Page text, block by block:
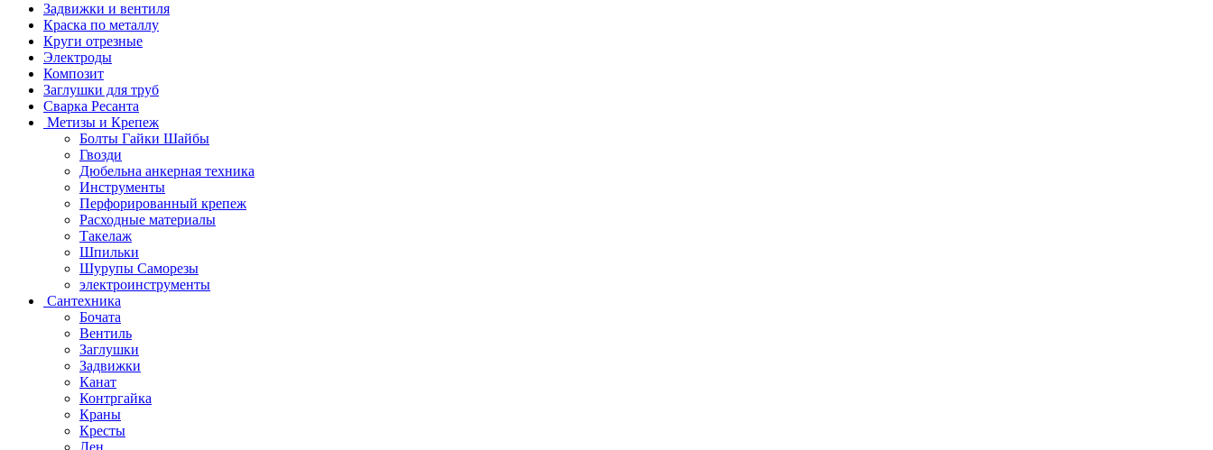
Задвижки и вентиля
Краска по металлу
Круги отрезные
Электроды
Композит
Заглушки для труб
Сварка Ресанта
Метизы и Крепеж
Болты Гайки Шайбы
Гвозди
Дюбельна анкерная техника
Инструменты
Перфорированный крепеж
Расходные материалы
Такелаж
Шпильки
Шурупы Саморезы
электроинструменты
Сантехника
Бочата
Вентиль
Заглушки
Задвижки
Канат
Контргайка
Краны
Кресты